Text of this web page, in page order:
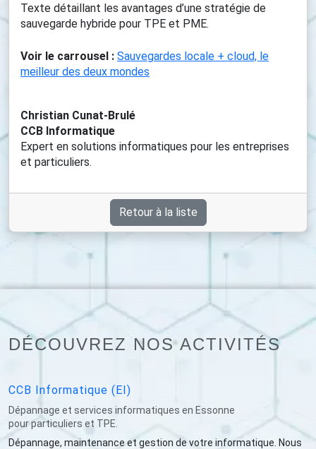
Texte détaillant les avantages d’une stratégie de
sauvegarde hybride pour TPE et PME.
Voir le carrousel : Sauvegardes locale + cloud, le
meilleur des deux mondes
Christian Cunat-Brulé
CCB Informatique
Expert en solutions informatiques pour les entreprises
et particuliers.
Retour à la liste
DÉCOUVREZ NOS ACTIVITÉS
CCB Informatique (EI)
Dépannage et services informatiques en Essonne
pour particuliers et TPE.
Dépannage, maintenance et gestion de votre informatique. Nous